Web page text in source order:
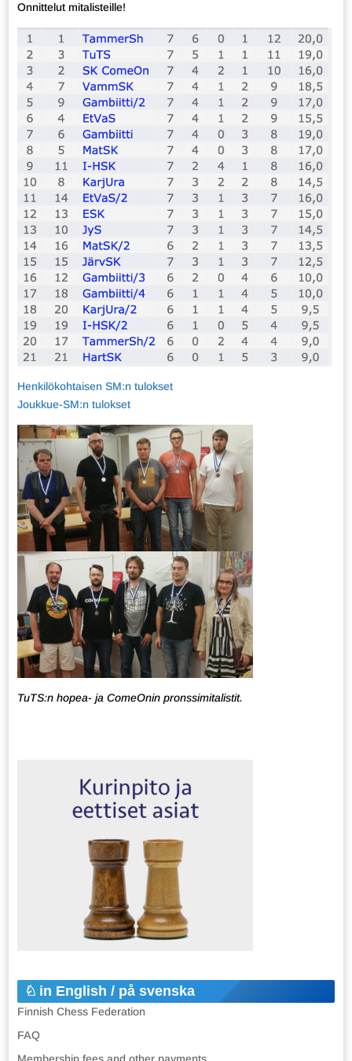
Onnittelut mitalisteille!
Henkilökohtaisen SM:n tulokset
Joukkue-SM:n tulokset
TuTS:n hopea- ja ComeOnin pronssimitalistit.
in English / på svenska
Finnish Chess Federation
FAQ